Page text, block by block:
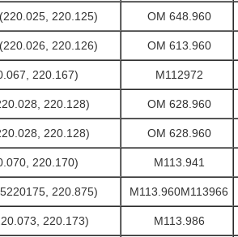
220.125) OM 648.960
220.126) OM 613.960
220.167) M112972
220.128) OM 628.960
220.128) OM 628.960
220.170) M113.941
220.875) M113.960M113966
220.173) M113.986